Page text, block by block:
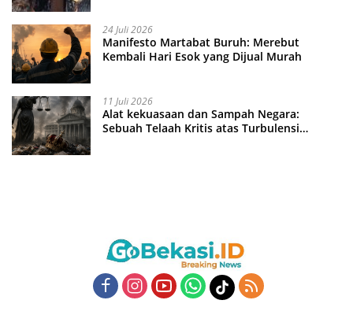
24 Juli 2026
Manifesto Martabat Buruh: Merebut
Kembali Hari Esok yang Dijual Murah
11 Juli 2026
Alat kekuasaan dan Sampah Negara:
Sebuah Telaah Kritis atas Turbulensi